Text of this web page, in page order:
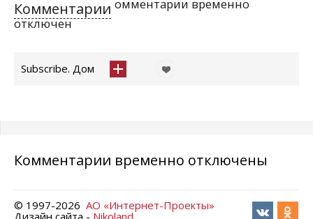
Комментарии омментарии временно
отключен
Subscribe. Дом
Комментарии временно отключены
© 1997-2026 АО «Интернет-Проекты»
Дизайн сайта - Nikoland